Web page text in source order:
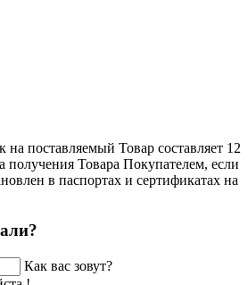
на поставляемый Товар составляет 12
получения Товара Покупателем, если
в паспортах и сертификатах на
Как вас зовут?